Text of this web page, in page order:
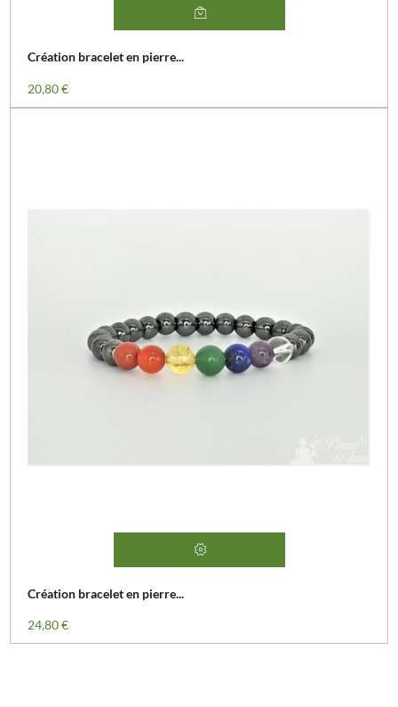
Création bracelet en pierre...
Prix
20,80 €
Création bracelet en pierre...
Prix
24,80 €